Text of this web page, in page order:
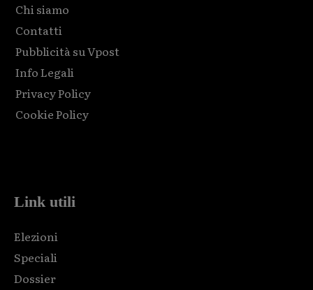
Chi siamo
Contatti
Pubblicità su Vpost
Info Legali
Privacy Policy
Cookie Policy
Link utili
Elezioni
Speciali
Dossier